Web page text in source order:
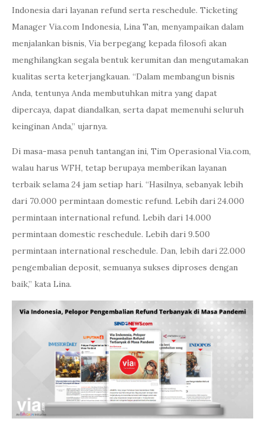
Indonesia dari layanan refund serta reschedule. Ticketing
Manager Via.com Indonesia, Lina Tan, menyampaikan dalam
menjalankan bisnis, Via berpegang kepada filosofi akan
menghilangkan segala bentuk kerumitan dan mengutamakan
kualitas serta keterjangkauan. “Dalam membangun bisnis
Anda, tentunya Anda membutuhkan mitra yang dapat
dipercaya, dapat diandalkan, serta dapat memenuhi seluruh
keinginan Anda,” ujarnya.
Di masa-masa penuh tantangan ini, Tim Operasional Via.com,
walau harus WFH, tetap berupaya memberikan layanan
terbaik selama 24 jam setiap hari. “Hasilnya, sebanyak lebih
dari 70.000 permintaan domestic refund. Lebih dari 24.000
permintaan international refund. Lebih dari 14.000
permintaan domestic reschedule. Lebih dari 9.500
permintaan international reschedule. Dan, lebih dari 22.000
pengembalian deposit, semuanya sukses diproses dengan
baik,” kata Lina.